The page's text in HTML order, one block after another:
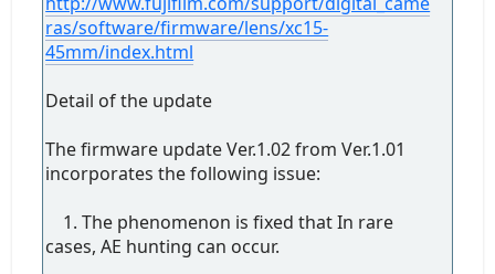
ras/software/firmware/lens/xc15-
45mm/index.html
Detail of the update
The firmware update Ver.1.02 from Ver.1.01
incorporates the following issue:
1. The phenomenon is fixed that In rare
cases, AE hunting can occur.